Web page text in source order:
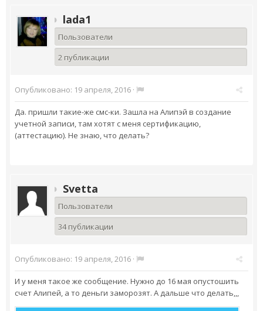
lada1
Пользователи
2 публикации
Опубликовано: 19 апреля, 2016 ·
Да. пришли такие-же смс-ки. Зашла на Алипэй в создание
учетной записи, там хотят с меня сертификацию,
(аттестацию). Не знаю, что делать?
Svetta
Пользователи
34 публикации
Опубликовано: 19 апреля, 2016 ·
И у меня такое же сообщение. Нужно до 16 мая опустошить
счет Алипей, а то деньги заморозят. А дальше что делать,,,